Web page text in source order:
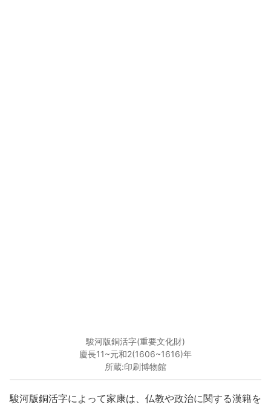
駿河版銅活字(重要文化財)
慶長11~元和2(1606~1616)年
所蔵:印刷博物館
駿河版銅活字によって家康は、仏教や政治に関する漢籍を